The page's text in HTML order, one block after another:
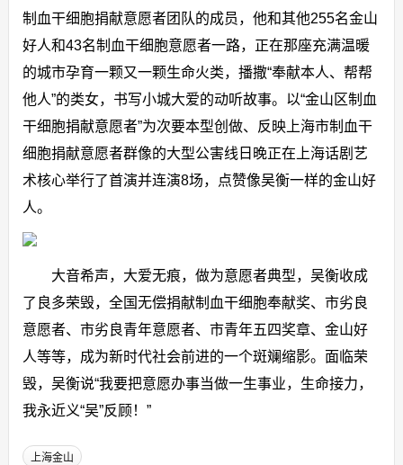
制血干细胞捐献意愿者团队的成员，他和其他255名金山
好人和43名制血干细胞意愿者一路，正在那座充满温暖
的城市孕育一颗又一颗生命火类，播撒“奉献本人、帮帮
他人”的类女，书写小城大爱的动听故事。以“金山区制血
干细胞捐献意愿者”为次要本型创做、反映上海市制血干
细胞捐献意愿者群像的大型公害线日晚正在上海话剧艺
术核心举行了首演并连演8场，点赞像吴衡一样的金山好
人。
大音希声，大爱无痕，做为意愿者典型，吴衡收成
了良多荣毁，全国无偿捐献制血干细胞奉献奖、市劣良
意愿者、市劣良青年意愿者、市青年五四奖章、金山好
人等等，成为新时代社会前进的一个斑斓缩影。面临荣
毁，吴衡说“我要把意愿办事当做一生事业，生命接力，
我永近义“吴”反顾！”
上海金山